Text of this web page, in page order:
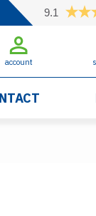
9.1
account